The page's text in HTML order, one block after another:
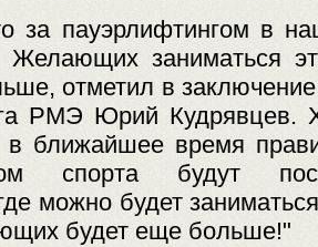
за пауэрлифтингом в
Желающих заниматься
отметил в
РМЭ Юрий Кудрявцев.
в ближайшее время
спорта будут
можно будет
будет еще больше!"